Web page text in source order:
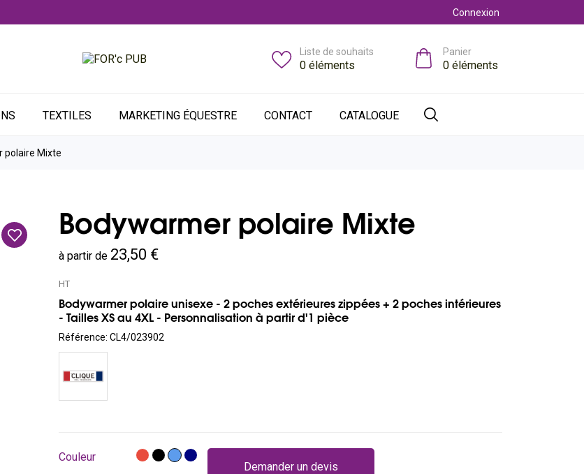
Connexion
Liste de souhaits
0 éléments
Panier
0éléments
TEXTILES MARKETING ÉQUESTRE CONTACT CATALOGUE
polaire Mixte
Bodywarmer polaire Mixte
à partir de 23,50 €
HT
Bodywarmer polaire unisexe - 2 poches extérieures zippées + 2 poches intérieures
- Tailles XS au 4XL - Personnalisation à partir d'1 pièce
Référence: CL4/023902
Couleur Rouge
NoirBleuBleu
Demander un devis